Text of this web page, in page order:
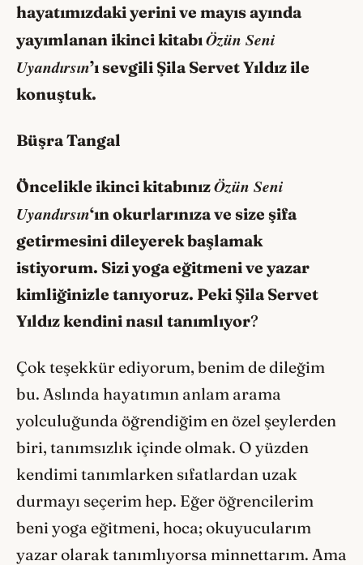
hayatımızdaki yerini ve mayıs ayında
yayımlanan ikinci kitabıÖzün Seni
Uyandırsın’ı sevgili Şila Servet Yıldız ile
konuştuk.
Büşra Tangal
Öncelikle ikinci kitabınızÖzün Seni
Uyandırsın‘ın okurlarınıza ve size şifa
getirmesini dileyerek başlamak
istiyorum. Sizi yoga eğitmeni ve yazar
kimliğinizle tanıyoruz. Peki Şila Servet
Yıldız kendini nasıl tanımlıyor?
Çok teşekkür ediyorum, benim de dileğim
bu. Aslında hayatımın anlam arama
yolculuğunda öğrendiğim en özel şeylerden
biri, tanımsızlık içinde olmak. O yüzden
kendimi tanımlarken sıfatlardan uzak
durmayı seçerim hep. Eğer öğrencilerim
beni yoga eğitmeni, hoca; okuyucularım
yazar olarak tanımlıyorsa minnettarım. Ama